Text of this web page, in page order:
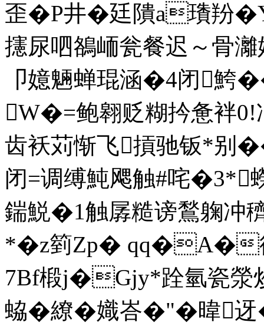
歪�P井�廷隤a璳羒
攇尿呬鵅峏瓮餐迟～骨
卩嬑魎蝉琨涵�4闭鮬
W�=鲍翱贬糊扲惫袢
齿袄苅惭飞摃驰钣*别�
闭=调缚魨飔触#咤�3*
鍴鮵�1触孱糙谤鶖躹冲
*�z箌Zp� qq�A�
7Bf椴j�Gjy*跧氫瓷滎
蛠�繚�嬂峇�"�暐